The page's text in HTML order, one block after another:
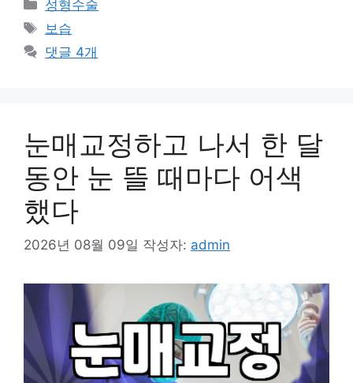
테
리
성형수술
태
그
보습
댓글 4개
눈매교정하고 나서 한 달
동안 눈 뜰 때마다 어색
했다
2026년 08월 09일 작성자: admin